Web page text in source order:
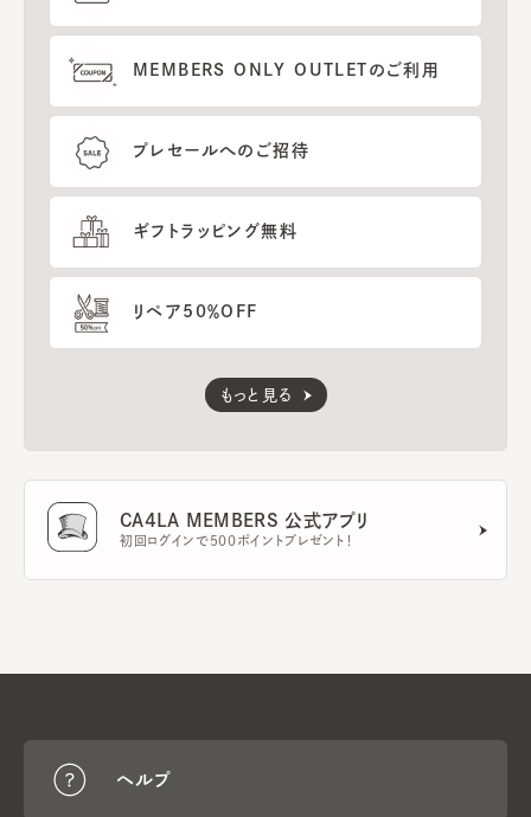
MEMBERS ONLY OUTLETのご利用
プレセールへのご招待
ギフトラッピング無料
リペア50％OFF
もっと見る
CA4LA MEMBERS 公式アプリ
初回ログインで500ポイントプレゼント！
ヘルプ